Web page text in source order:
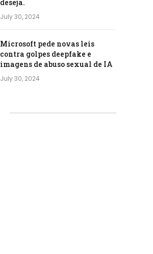
deseja.
July 30, 2024
Microsoft pede novas leis
contra golpes deepfake e
imagens de abuso sexual de IA
July 30, 2024